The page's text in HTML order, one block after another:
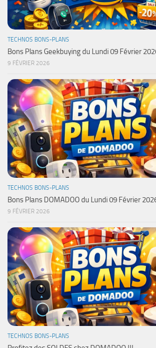
TECHNOS BONS-PLANS
Bons Plans Geekbuying du Lundi 09 Février
9 FÉVRIER 2026
TECHNOS BONS-PLANS
Bons Plans DOMADOO du Lundi 09 Février
9 FÉVRIER 2026
TECHNOS BONS-PLANS